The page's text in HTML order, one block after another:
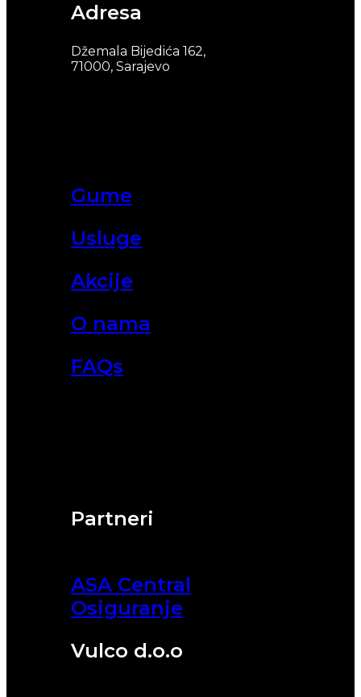
Partneri
ASA Central
Osiguranje
Vulco d.o.o
Gume
Usluge
Akcije
O nama
FAQs
Adresa
Džemala Bijedića 162,
71000, Sarajevo